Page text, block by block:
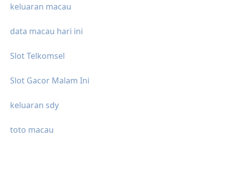
keluaran macau
data macau hari ini
Slot Telkomsel
Slot Gacor Malam Ini
keluaran sdy
toto macau